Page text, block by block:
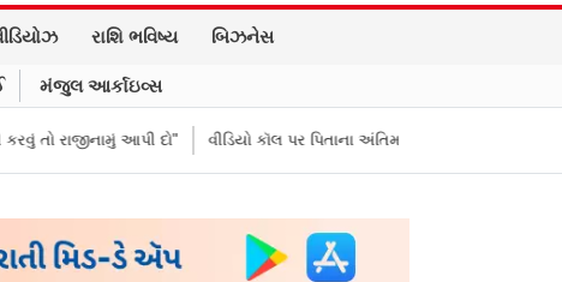
રાશિ ભવિષ્ય બિઝનેસ
મંજુલ આર્કાઇવ્સ
દો" વીડિયો કૉલ પર પિતાના અંતિમ સંસ્કાર જોયા, 3 દીકરીઓએ પૈસા